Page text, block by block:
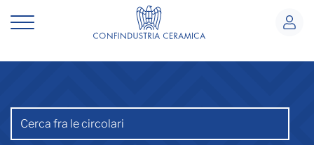
Circolari
Circolari